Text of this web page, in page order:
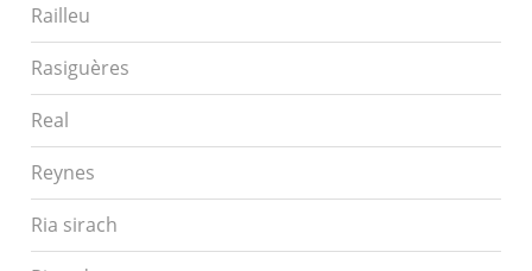
Railleu
Rasiguères
Real
Reynes
Ria sirach